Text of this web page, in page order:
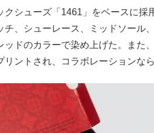
シューズ「1461」をベースに採
、シューレース、ミッドソール
ドのカラーで染め上げた。また
ントされ、コラボレーションな